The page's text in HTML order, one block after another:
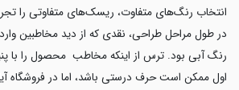
انتخاب رنگ‌های متفاوت، ریسک‌های متفاوتی را
در طول مراحل طراحی، نقدی که از دید مخاطبین
رنگ آبی بود. ترس از اینکه مخاطب محصول را با
اول ممکن است حرف درستی باشد، اما در فروشگاه